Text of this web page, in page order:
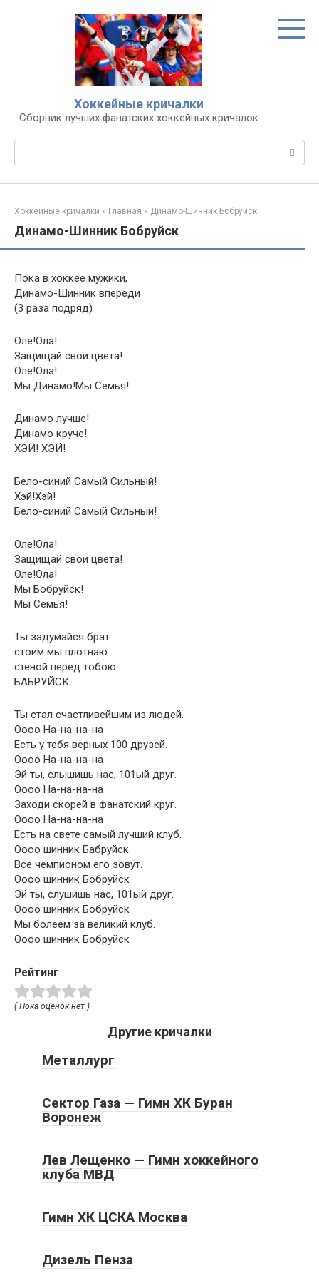
Хоккейные кричалки
Сборник лучших фанатских хоккейных кричалок
Хоккейные кричалки » Главная » Динамо-Шинник Бобруйск
Динамо-Шинник Бобруйск
Пока в хоккее мужики,
Динамо-Шинник впереди
(3 раза подряд)
Оле!Ола!
Защищай свои цвета!
Оле!Ола!
Мы Динамо!Мы Семья!
Динамо лучше!
Динамо круче!
ХЭЙ! ХЭЙ!
Бело-синий Самый Сильный!
Хэй!Хэй!
Бело-синий Самый Сильный!
Оле!Ола!
Защищай свои цвета!
Оле!Ола!
Мы Бобруйск!
Мы Семья!
Ты задумайся брат
стоим мы плотнаю
стеной перед тобою
БАБРУЙСК
Ты стал счастливейшим из людей.
Оооо На-на-на-на
Есть у тебя верных 100 друзей.
Оооо На-на-на-на
Эй ты, слышишь нас, 101ый друг.
Оооо На-на-на-на
Заходи скорей в фанатский круг.
Оооо На-на-на-на
Есть на свете самый лучший клуб.
Оооо шинник Бабруйск
Все чемпионом его зовут.
Оооо шинник Бобруйск
Эй ты, слушишь нас, 101ый друг.
Оооо шинник Бобруйск
Мы болеем за великий клуб.
Оооо шинник Бобруйск
Рейтинг
( Пока оценок нет )
Другие кричалки
Металлург
Сектор Газа — Гимн ХК Буран
Воронеж
Лев Лещенко — Гимн хоккейного
клуба МВД
Гимн ХК ЦСКА Москва
Дизель Пенза